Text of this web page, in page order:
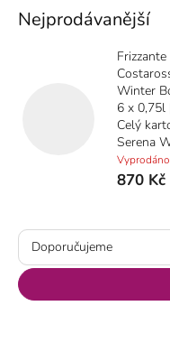
Nejprodávanější
Frizzante
Winter
6 x 0,75l
Celý
Serena
Vyprodáno
870 Kč
Ř
z
e
n
Doporučujeme